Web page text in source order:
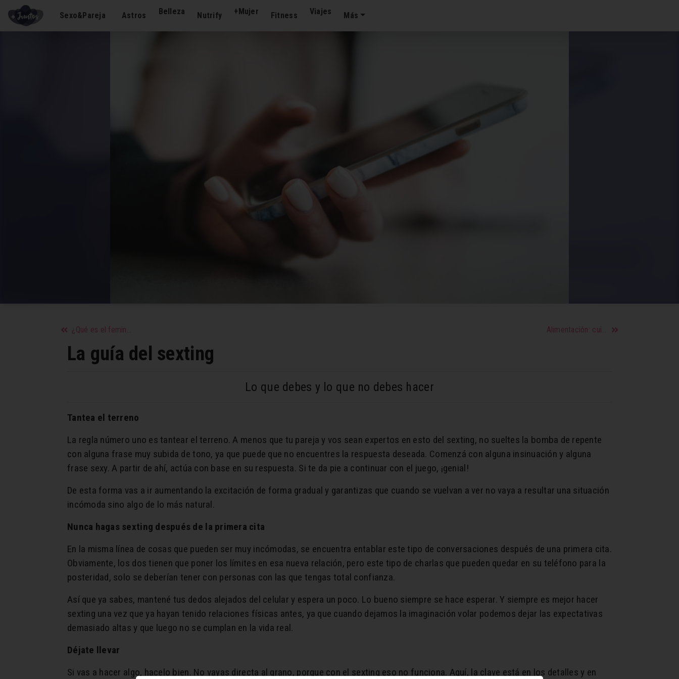
Sexo&Pareja Astros Belleza Nutrify +Mujer Fitness Viajes Más
¿Qué es el feminismo? Alimentación: cuida tus articulaciones
La guía del sexting
Lo que debes y lo que no debes hacer
Tantea el terreno
La regla número uno es tantear el terreno. A menos que tu pareja y vos sean expertos en esto del sexting, no sueltes la bomba de repente
con alguna frase muy subida de tono, ya que puede que no encuentres la respuesta deseada. Comenzá con alguna insinuación y alguna
frase sexy. A partir de ahí, actúa con base en su respuesta. Si te da pie a continuar con el juego, ¡genial!
De esta forma vas a ir aumentando la excitación de forma gradual y garantizas que cuando se vuelvan a ver no vaya a resultar una situación
incómoda sino algo de lo más natural.
Nunca hagas sexting después de la primera cita
En la misma línea de cosas que pueden ser muy incómodas, se encuentra entablar este tipo de conversaciones después de una primera cita.
Obviamente, los dos tienen que poner los límites en esa nueva relación, pero este tipo de charlas que pueden quedar en su teléfono para la
posteridad, solo se deberían tener con personas con las que tengas total confianza.
Así que ya sabes, mantené tus dedos alejados del celular y espera un poco. Lo bueno siempre se hace esperar. Y siempre es mejor hacer
sexting una vez que ya hayan tenido relaciones físicas antes, ya que cuando dejamos la imaginación volar podemos dejar las expectativas
demasiado altas y que luego no se cumplan en la vida real.
Déjate llevar
Si vas a hacer algo, hacelo bien. No vayas directa al grano, porque con el sexting eso no funciona. Aquí, la clave está en los detalles y en